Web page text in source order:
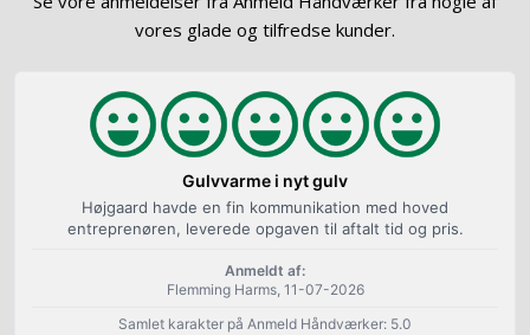
vores glade og tilfredse kunder.​
Gulvvarme i nyt gulv
Højgaard havde en fin kommunikation med hoved
entreprenøren, leverede opgaven til aftalt tid og pris.
Anmeldt af:
Flemming Harms, 11-07-2026
Samlet karakter på Anmeld Håndværker: 5.0